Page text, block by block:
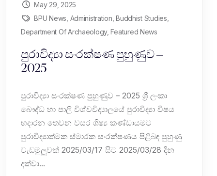
May 29, 2025
BPU News, Administration, Buddhist Studies,
Department Of Archaeology, Featured News
පුරාවිද්‍යා සංරක්ෂණ පුහුණුව –
2025
පුරාවිද්‍යා සංරක්ෂණ පුහුණුව – 2025 ශ්‍රී ලංකා
බෞද්ධ හා පාලි විශ්වවිද්‍යාලයේ පුරාවිද්‍යා විෂය
හදාරන තෙවන වසර ශිෂ්‍ය කණ්ඩායමට
පුරාවිද්‍යාත්මක ස්මාරක සංරක්ෂණය පිළිබඳ පුහුණු
වැඩමුලුවක් 2025/03/17 සිට 2025/03/28 දින
දක්වා...